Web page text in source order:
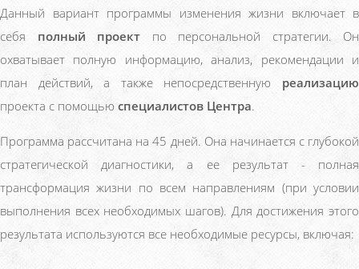
Данный вариант программы изменения жизни включает в
себя полный проект по персональной стратегии. Он
охватывает полную информацию, анализ, рекомендации и
план действий, а также непосредственную реализацию
проекта с помощью специалистов Центра.
Программа рассчитана на 45 дней. Она начинается с глубокой
стратегической диагностики, а ее результат - полная
трансформация жизни по всем направлениям (при условии
выполнения всех необходимых шагов). Для достижения этого
результата используются все необходимые ресурсы, включая: